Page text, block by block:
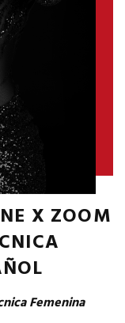
X ZOOM
Femenina